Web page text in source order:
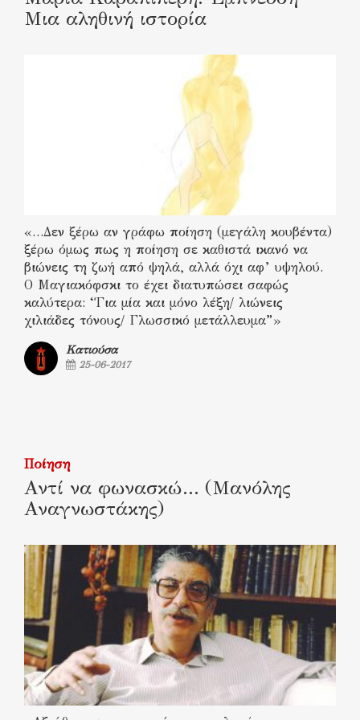
Μια αληθινή ιστορία
«…Δεν ξέρω αν γράφω ποίηση (μεγάλη κουβέντα)
ξέρω όμως πως η ποίηση σε καθιστά ικανό να
βιώνεις τη ζωή από ψηλά, αλλά όχι αφ’ υψηλού.
Ο Μαγιακόφσκι το έχει διατυπώσει σαφώς
καλύτερα: “Για μία και μόνο λέξη/ λιώνεις
χιλιάδες τόνους/ Γλωσσικό μετάλλευμα”»
Κατιούσα
25-06-2017
Ποίηση
Αντί να φωνασκώ… (Μανόλης
Αναγνωστάκης)